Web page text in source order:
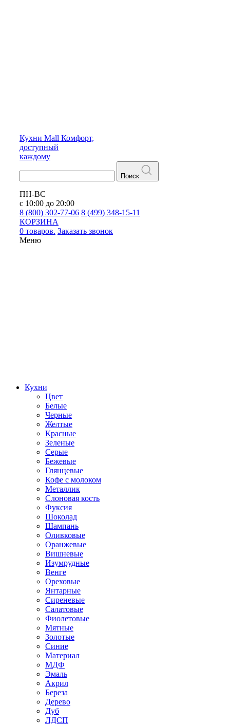
Кухни Mall Комфорт,
доступный
каждому
Поиск
ПН-ВС
с 10:00 до 20:00
8 (800) 302-77-06 8 (499) 348-15-11
КОРЗИНА
0 товаров. Заказать звонок
Меню
Кухни
Цвет
Белые
Черные
Желтые
Красные
Зеленые
Серые
Бежевые
Глянцевые
Кофе с молоком
Металлик
Слоновая кость
Фуксия
Шоколад
Шампань
Оливковые
Оранжевые
Вишневые
Изумрудные
Венге
Ореховые
Янтарные
Сиреневые
Салатовые
Фиолетовые
Мятные
Золотые
Синие
Материал
МДФ
Эмаль
Акрил
Береза
Дерево
Дуб
ЛДСП